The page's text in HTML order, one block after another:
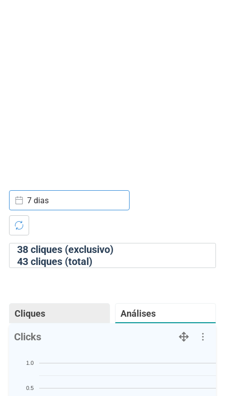
38cliques (exclusivo)
43cliques (total)
7 dias
Cliques Análises
Clicks
0.5
1.0